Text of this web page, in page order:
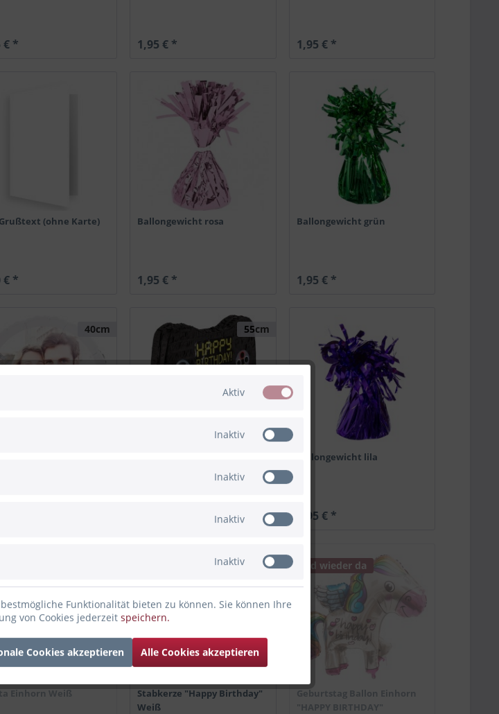
€ * 1,95 € * 1,95 € *
(ohne Karte)
€ *
Ballongewicht rosa
1,95 € *
Ballongewicht grün
1,95 € *
40cm 55cm
Ballongewicht lila
1,95 € *
Einhorn Weiß
Stabkerze "Happy Birthday"
Weiß
Bald wieder da
Geburtstag Ballon Einhorn
"HAPPY BIRTHDAY"
Aktiv
Inaktiv
Inaktiv
Inaktiv
Inaktiv
Funktionalität bieten zu können. Sie können Ihre
von Cookies jederzeit speichern.
Cookies akzeptieren Alle Cookies akzeptieren